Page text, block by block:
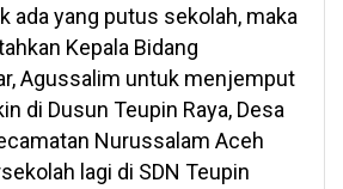
ada yang putus sekolah, maka
Kepala Bidang
Agussalim untuk menjemput
di Dusun Teupin Raya, Desa
Nurussalam Aceh
lagi di SDN Teupin